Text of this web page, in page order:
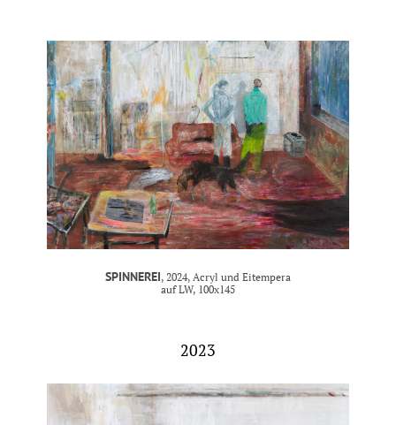
SPINNEREI, 2024, Acryl und Eitempera
auf LW, 100x145
2023